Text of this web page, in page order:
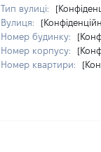
Тип вулиці:
Вулиця:
Номер будинку:
Номер корпусу:
Номер квартири: